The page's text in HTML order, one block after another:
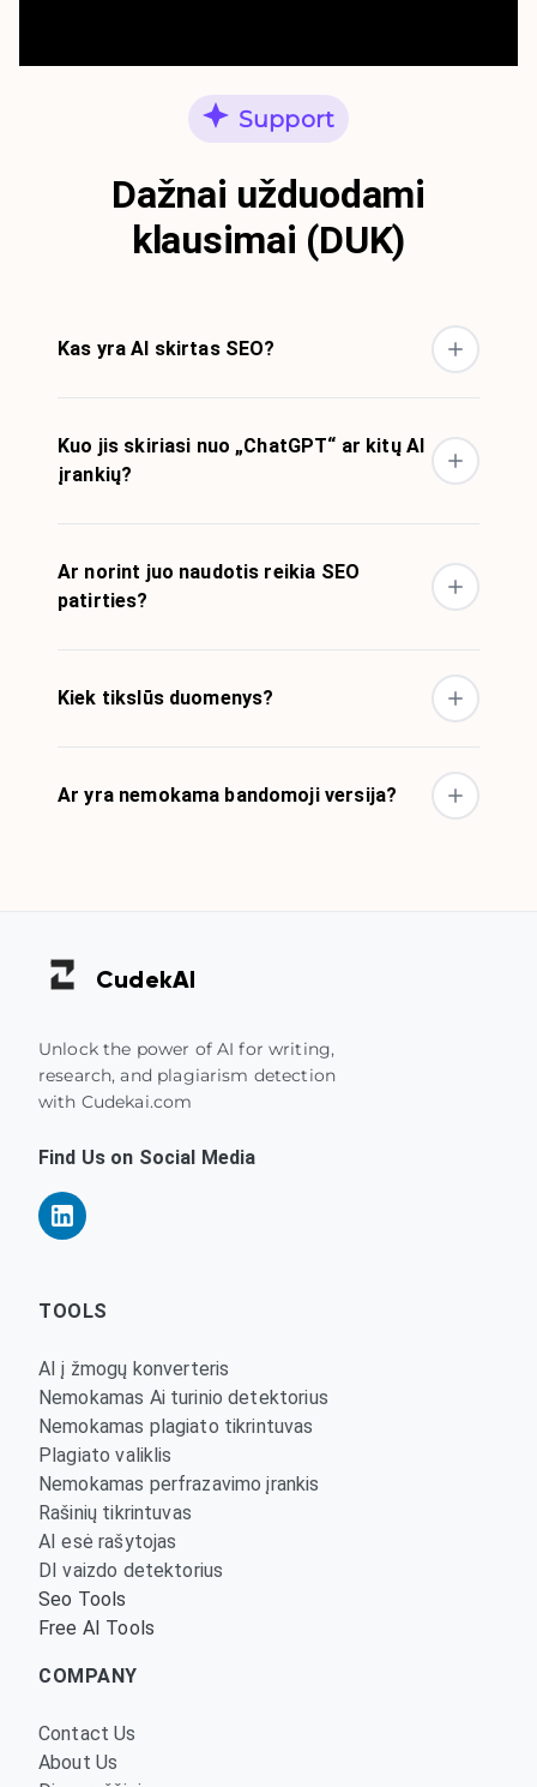
Support
Dažnai užduodami
klausimai (DUK)
Kas yra AI skirtas SEO?
Kuo jis skiriasi nuo „ChatGPT“ ar kitų AI
įrankių?
Ar norint juo naudotis reikia SEO
patirties?
Kiek tikslūs duomenys?
Ar yra nemokama bandomoji versija?
CudekAI
Unlock the power of AI for writing,
research, and plagiarism detection
with Cudekai.com
Find Us on Social Media
TOOLS
AI į žmogų konverteris
Nemokamas Ai turinio detektorius
Nemokamas plagiato tikrintuvas
Plagiato valiklis
Nemokamas perfrazavimo įrankis
Rašinių tikrintuvas
AI esė rašytojas
DI vaizdo detektorius
Seo Tools
Free AI Tools
COMPANY
Contact Us
About Us